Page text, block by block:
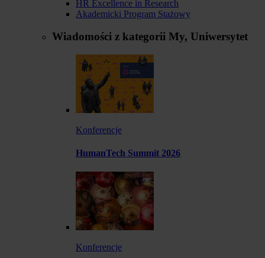
HR Excellence in Research
Akademicki Program Stażowy
Wiadomości z kategorii My, Uniwersytet
Konferencje
HumanTech Summit 2026
Konferencje